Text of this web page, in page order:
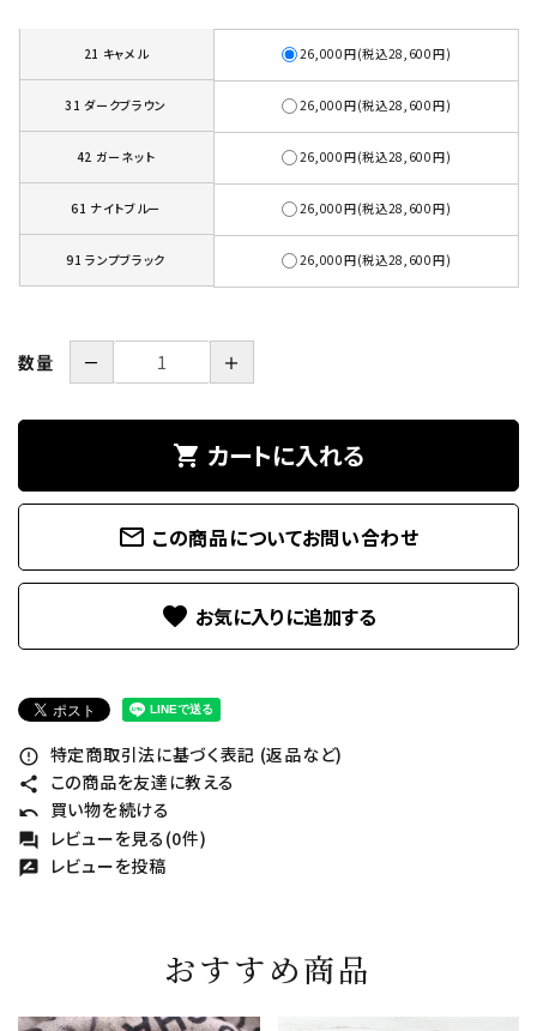
21 キャメル 26,000円(税込28,600円)
31 ダークブラウン 26,000円(税込28,600円)
42 ガーネット 26,000円(税込28,600円)
61 ナイトブルー 26,000円(税込28,600円)
91 ランプブラック 26,000円(税込28,600円)
数量 － ＋
shopping_cart カートに入れる
mail_outline この商品についてお問い合わせ
favorite
error_outline 特定商取引法に基づく表記 (返品など)
share この商品を友達に教える
undo 買い物を続ける
forum レビューを見る(0件)
rate_review レビューを投稿
おすすめ商品